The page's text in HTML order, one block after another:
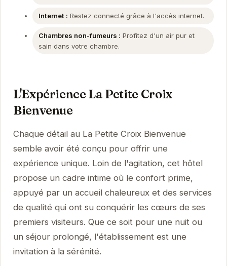
Internet : Restez connecté grâce à l'accès internet.
Chambres non-fumeurs : Profitez d'un air pur et
sain dans votre chambre.
L'Expérience La Petite Croix
Bienvenue
Chaque détail au La Petite Croix Bienvenue
semble avoir été conçu pour offrir une
expérience unique. Loin de l'agitation, cet hôtel
propose un cadre intime où le confort prime,
appuyé par un accueil chaleureux et des services
de qualité qui ont su conquérir les cœurs de ses
premiers visiteurs. Que ce soit pour une nuit ou
un séjour prolongé, l'établissement est une
invitation à la sérénité.